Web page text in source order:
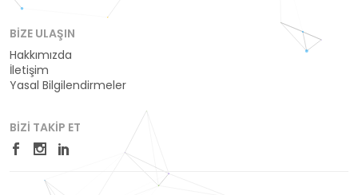
BIZE ULAŞIN
Hakkımızda
İletişim
Yasal Bilgilendirmeler
BIZI TAKIP ET